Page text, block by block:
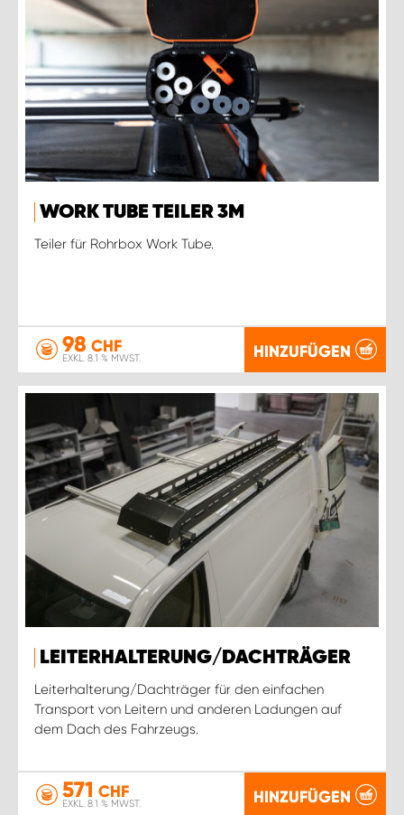
WORK TUBE TEILER 3M
Teiler für Rohrbox Work Tube.
98 CHF
EXKL. 8.1 % MWST. HINZUFÜGEN
LEITERHALTERUNG/DACHTRÄGER
Leiterhalterung/Dachträger für den einfachen
Transport von Leitern und anderen Ladungen auf
dem Dach des Fahrzeugs.
571 CHF
EXKL. 8.1 % MWST. HINZUFÜGEN